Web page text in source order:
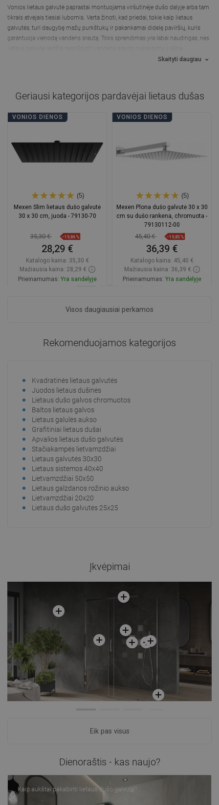
Vonios lietaus galvutė paprastai montuojama viršutinėje dušo dalyje arba tam
tikrais atvejais tiesiai lubomis. Verta žinoti, kad priedai, tokie kaip lietaus
galvutės, turi daugybę mažų purkštukų ir pakankamai didelę paviršių, kuris
garantuoja vienodą vandens srautą. Toks sprendimas yra labai naudingas, nes
Skaityti daugiau
Geriausi kategorijos pardavėjai lietaus dušas
VONIOS DIENOS
(5)
Mexen Slim lietaus dušo galvutė
30 x 30 cm, juoda - 79130-70
35,30 € −19,86%
28,29 €
Katalogo kaina: 35,30 €
Mažiausia kaina: 28,29 €
Prieinamumas: Yra sandėlyje
VONIOS DIENOS
(5)
Mexen Plona dušo galvutė 30 x 30
cm su dušo rankena, chromuota -
79130112-00
45,40 € −19,85%
36,39 €
Katalogo kaina: 45,40 €
Mažiausia kaina: 36,39 €
Prieinamumas: Yra sandėlyje
Visos daugiausiai perkamos
Rekomenduojamos kategorijos
Kvadratinės lietaus galvutės
Juodos lietaus dušinės
Lietaus dušo galvos chromuotos
Baltos lietaus galvos
Lietaus galulės aukso
Grafitiniai lietaus dušai
Apvalios lietaus dušo galvutės
Stačiakampės lietvamzdžiai
Lietaus galvutės 30x30
Lietaus sistemos 40x40
Lietvamzdžiai 50x50
Lietaus galzdanos rožinio aukso
Lietvamzdžiai 20x20
Lietaus dušo galvutės 25x25
Įkvėpimai
Eik pas visus
Dienoraštis - kas naujo?
Kaip aukštai pakabinti lietaus dušo galvutę?